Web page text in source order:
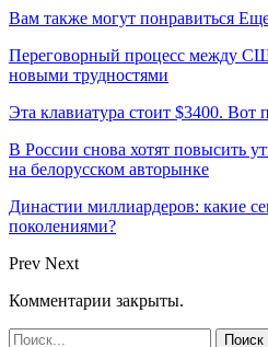
Вам также могут понравиться Еще
Переговорный процесс между
новыми трудностями
Эта клавиатура стоит $3400. Вот
В России снова хотят повысить
на белорусском авторынке
Династии миллиардеров: какие
поколениями?
Prev Next
Комментарии закрыты.